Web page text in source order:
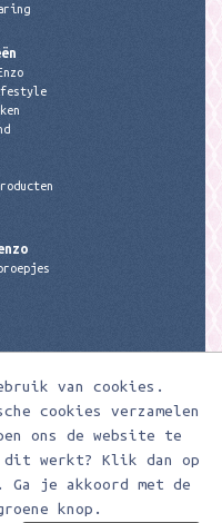
van cookies.
cookies verzamelen
ons de website te
dit werkt? Klik dan op
je akkoord met de
knop.
36